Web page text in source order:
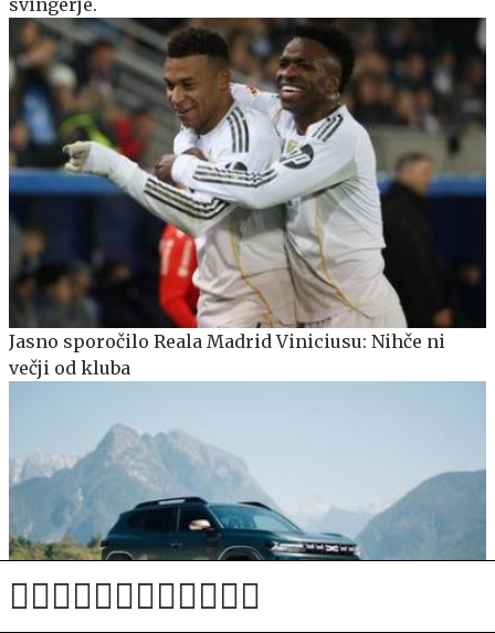
svingerje.
Jasno sporočilo Reala Madrid Viniciusu: Nihče ni
večji od kluba